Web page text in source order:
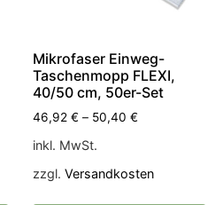
Mikrofaser Einweg-
Taschenmopp FLEXI,
40/50 cm, 50er-Set
46,92 € – 50,40 €
inkl. MwSt.
zzgl. Versandkosten